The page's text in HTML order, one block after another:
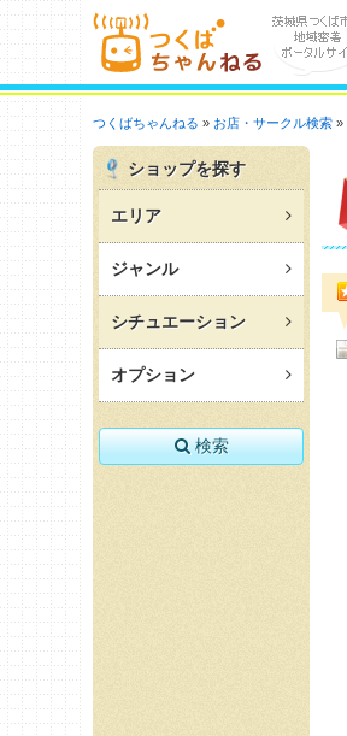
つくばちゃんねる お店・サークル検索
ショップを探す
エリア
ジャンル
シチュエーション
オプション
検索